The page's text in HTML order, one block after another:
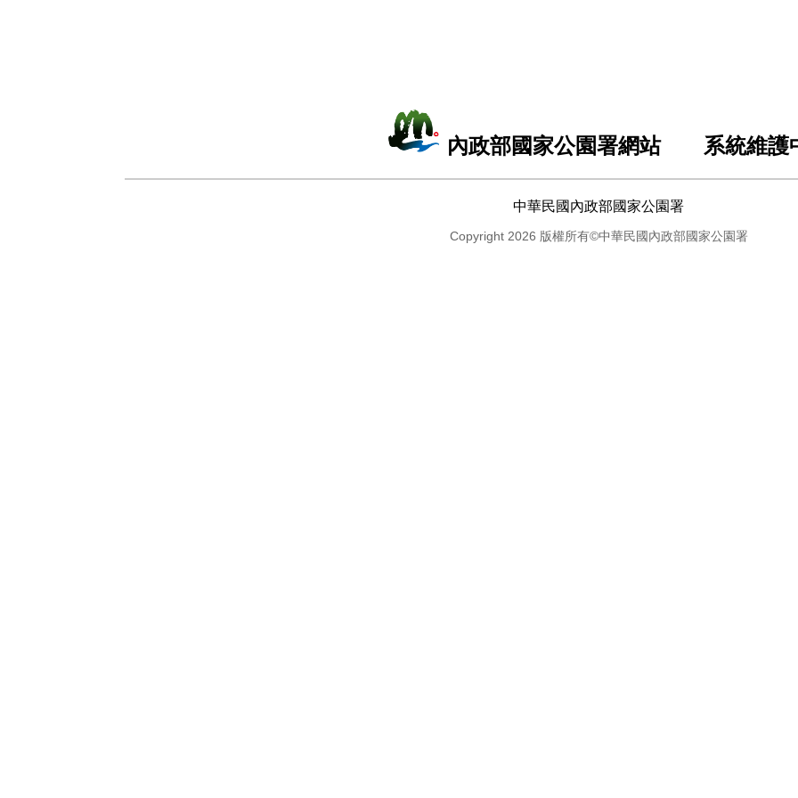
內政部國家公園署網站 系統維護
中華民國內政部國家公園署
Copyright 2026 版權所有©中華民國內政部國家公園署